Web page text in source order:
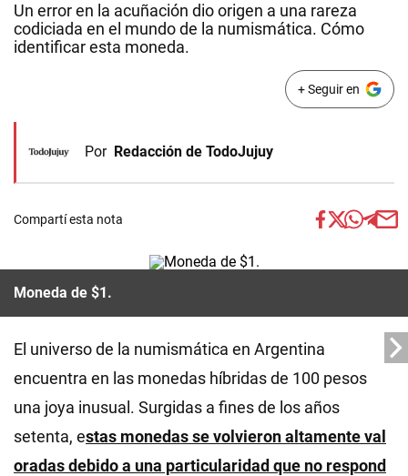
Un error en la acuñación dio origen a una rareza
codiciada en el mundo de la numismática. Cómo
identificar esta moneda.
+ Seguir en
Por Redacción de TodoJujuy
Compartí esta nota
Moneda de $1.
El universo de la numismática en Argentina
encuentra en las monedas híbridas de 100 pesos
una joya inusual. Surgidas a fines de los años
setenta, estas monedas se volvieron altamente val
oradas debido a una particularidad que no respond